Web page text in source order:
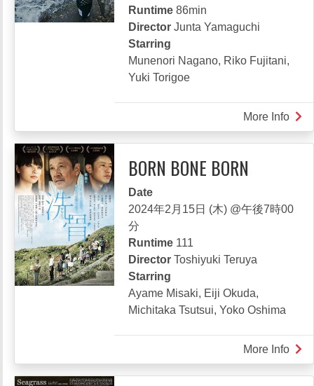
Runtime 86min
Director Junta Yamaguchi
Starring
Munenori Nagano, Riko Fujitani,
Yuki Torigoe
More Info
BORN BONE BORN
Date
2024年2月15日 (木) @午後7時00
分
Runtime 111
Director Toshiyuki Teruya
Starring
Ayame Misaki, Eiji Okuda,
Michitaka Tsutsui, Yoko Oshima
More Info